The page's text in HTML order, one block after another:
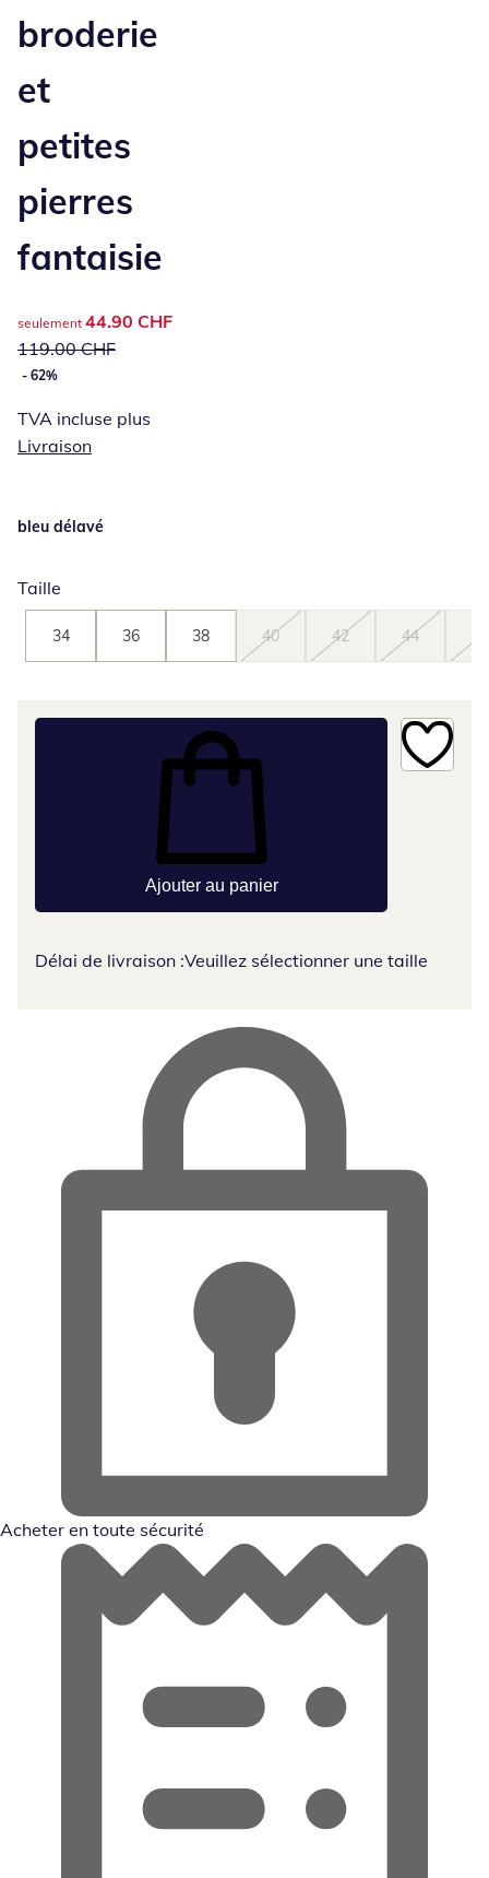
broderie
et
petites
pierres
fantaisie
prix réduit : 44.90 CHF, ancien prix : 119.00 CHF
seulement 44.90 CHF
119.00 CHF
- 62%
TVA incluse plus
Livraison
bleu délavé
Taille
34 36 38 40 42 44
Ajouter au panier
Délai de livraison :Veuillez sélectionner une taille
Acheter en toute sécurité